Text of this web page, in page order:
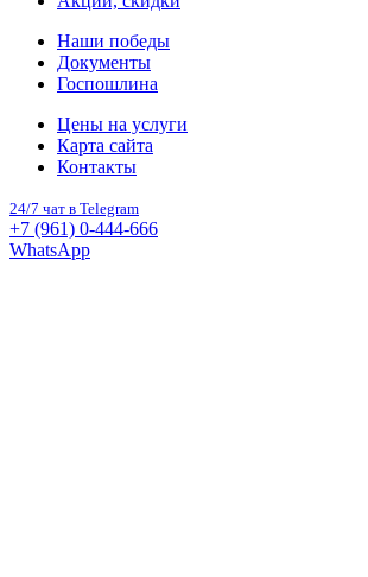
Наши победы
Документы
Госпошлина
Цены на услуги
Карта сайта
Контакты
24/7 чат в Telegram
+7 (961) 0-444-666
WhatsApp